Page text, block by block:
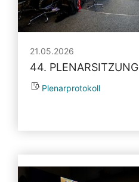
21.05.2026
44. PLENARSITZUNG
Plenarprotokoll